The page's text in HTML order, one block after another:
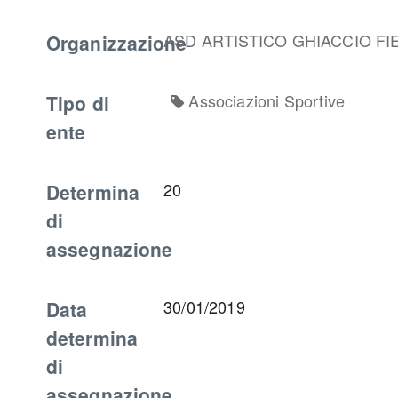
OrganizzazioneASD ARTISTICO GHIACCIO
Tipo di
ente
Associazioni Sportive
Determina
di
assegnazione
20
Data
determina
di
30/01/2019